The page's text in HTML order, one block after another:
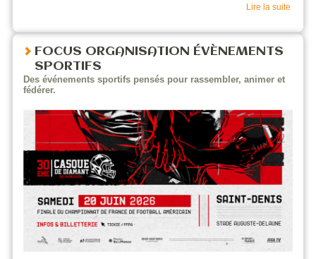
Lire la suite
FOCUS ORGANISATION ÉVÈNEMENTS
SPORTIFS
Des événements sportifs pensés pour rassembler, animer et
fédérer.